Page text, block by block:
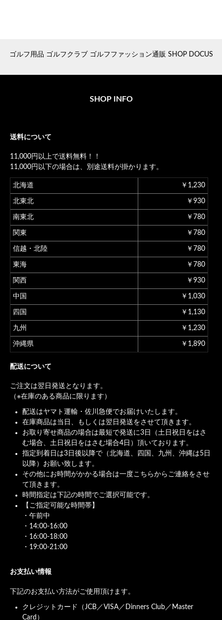
ゴルフ用品 ゴルフクラブ ゴルフファッション通販 SHOP DOCUS
SHOP INFO
送料について
11,000円以上で送料無料！！
11,000円以下の場合は、別途送料が掛かります。
北海道 ￥1,230
北東北 ￥930
南東北 ￥780
関東 ￥780
信越・北陸 ￥780
東海 ￥780
関西 ￥930
中国 ￥1,030
四国 ￥1,130
九州 ￥1,230
沖縄県 ￥1,890
配送について
ご注文は翌日発送となります。
（※在庫のある商品に限ります）
配送はヤマト運輸・佐川急便でお届けいたします。
在庫商品は当日、もしくは翌日発送をさせて頂きます。
お取り寄せ商品の場合は最短で発送に3日（土日祝日をはさ
む場合、土日祝日をはさむ場合4日）頂いております。
指定到着日は3日後以降で（北海道、四国、九州、沖縄は5日
以降）お願い致します。
その他にお時間がかかる場合は一度こちらからご連絡をさせ
て頂きます。
時間指定は下記の時間でご選択可能です。
【ご指定可能な時間帯】
・午前中
・14:00-16:00
・16:00-18:00
・19:00-21:00
お支払い情報
下記のお支払い方法がご使用頂けます。
クレジットカード（JCB／VISA／Dinners Club／Master
Card）